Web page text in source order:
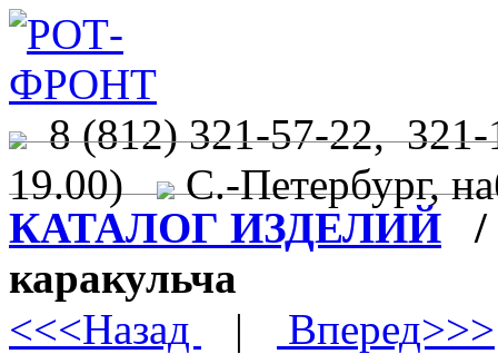
8 (812) 321-57-22,
19.00) С.-Петербург,
КАТАЛОГ ИЗДЕЛИЙ
каракульча
<<<Назад
|
Вперед>>>